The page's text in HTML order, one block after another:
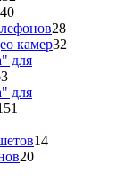
4040
товаров
2828
товаров
камер32
для
363
товара
для
1414
2020